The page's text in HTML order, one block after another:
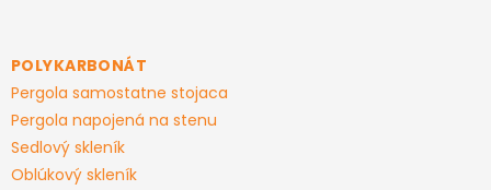
ä
e
POLYKARBONÁT
Pergola samostatne stojaca
Pergola napojená na stenu
Sedlový skleník
Oblúkový skleník